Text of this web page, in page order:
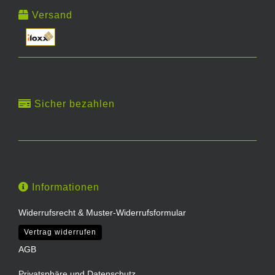
Versand
Sicher bezahlen
Informationen
Widerrufsrecht & Muster-Widerrufsformular
Vertrag widerrufen
AGB